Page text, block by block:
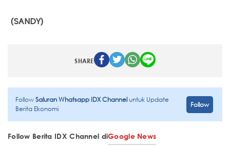
(SANDY)
SHARE
FollowSaluran Whatsapp IDX Channeluntuk Update
Berita Ekonomi
Follow
Follow Berita IDX Channel diGoogle News